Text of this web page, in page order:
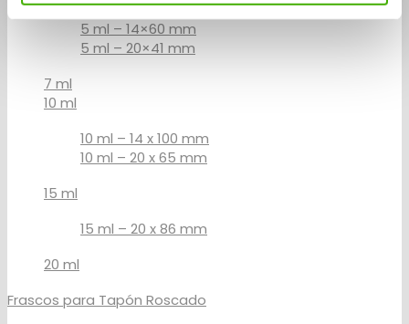
5 ml – 14×60 mm
5 ml – 20×41 mm
7 ml
10 ml
10 ml – 14 x 100 mm
10 ml – 20 x 65 mm
15 ml
15 ml – 20 x 86 mm
20 ml
Frascos para Tapón Roscado